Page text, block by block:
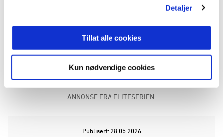
Detaljer
Tillat alle cookies
Kun nødvendige cookies
Rosenborg Ballklub takker for tilliten og ser frem
til et godt samarbeid fremover.
ANNONSE FRA ELITESERIEN:
Publisert: 28.05.2026